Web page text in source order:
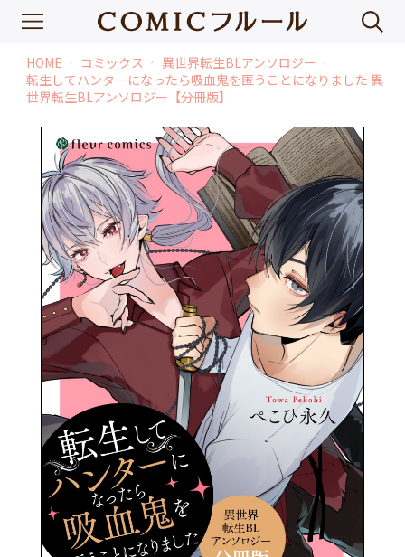
HOME chevron_right コミックス chevron_right 異世界転生BLアンソロジー chevron_right
転生してハンターになったら吸血鬼を匿うことになりました 異
世界転生BLアンソロジー【分冊版】